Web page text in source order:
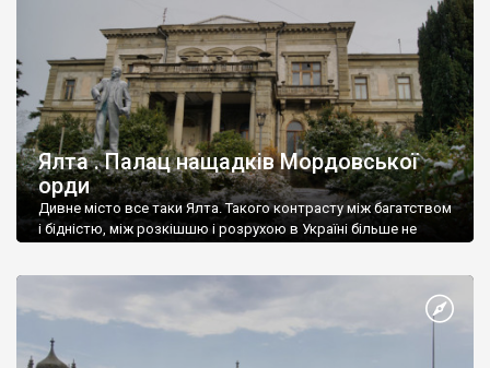
Ялта . Палац нащадків Мордовської
орди
Дивне місто все таки Ялта. Такого контрасту між багатством
і бідністю, між розкішшю і розрухою в Україні більше не